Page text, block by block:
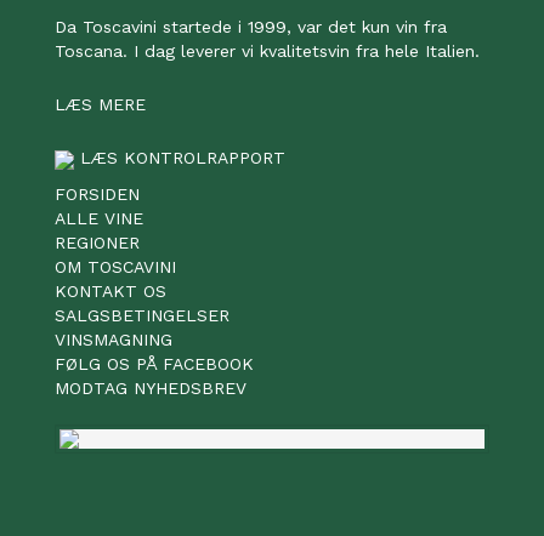
Da Toscavini startede i 1999, var det kun vin fra
Toscana. I dag leverer vi kvalitetsvin fra hele Italien.
LÆS MERE
LÆS KONTROLRAPPORT
FORSIDEN
ALLE VINE
REGIONER
OM TOSCAVINI
KONTAKT OS
SALGSBETINGELSER
VINSMAGNING
FØLG OS PÅ FACEBOOK
MODTAG NYHEDSBREV